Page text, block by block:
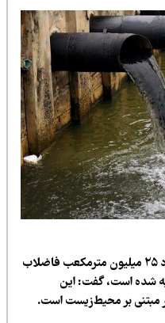
آبفای گیلان با بیان اینکه حدود ۲۵ میلیون مترمکعب فاضلاب
است، گفت: این
بر محیط‌زیست است.